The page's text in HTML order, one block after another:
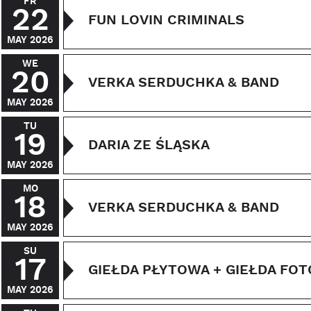
22
MAY 2026
FUN LOVIN CRIMINALS
WE
20
MAY 2026
VERKA SERDUCHKA & BAND
TU
19
MAY 2026
DARIA ZE ŚLĄSKA
MO
18
MAY 2026
VERKA SERDUCHKA & BAND
SU
17
MAY 2026
GIEŁDA PŁYTOWA + GIEŁDA